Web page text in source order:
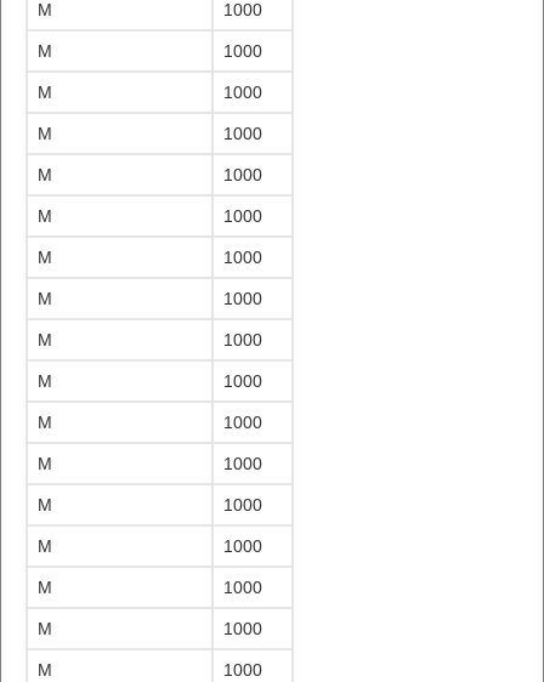
M 1000
M 1000
M 1000
M 1000
M 1000
M 1000
M 1000
M 1000
M 1000
M 1000
M 1000
M 1000
M 1000
M 1000
M 1000
M 1000
M 1000